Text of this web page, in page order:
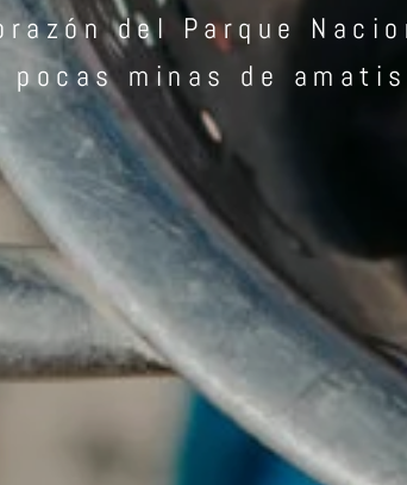
del Parque
minas de